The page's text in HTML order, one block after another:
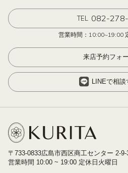
TEL 082-
営業時間：10:00~19:00
来店予約フォ
LINEで相談
〒733-0833広島市西区商工センター 2-9-
営業時間 10:00 ~ 19:00 定休日火曜日